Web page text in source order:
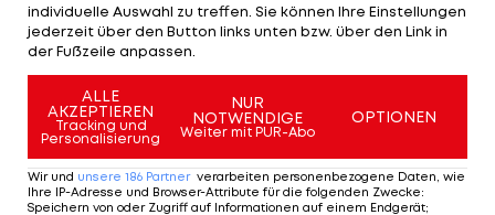
ihrer Teams gewesen. Ihre Auswahl kann auch
bedeuten, dass sie die vor der Saison in sie
gesetzten Erwartungen übertroffen haben, dass
sie im Vergleich zur vorangegangenen Spielzeit
einen Entwicklungssprung gemacht oder
unerwartet Konkurrenten ausgestochen haben.
individuelle Auswahl zu treffen. Sie können Ihre Einstellungen
jederzeit über den Button links unten bzw. über den Link in
der Fußzeile anpassen.
ALLE
AKZEPTIEREN
Tracking und
Personalisierung
NUR
NOTWENDIGE
Weiter mit PUR-Abo
OPTIONEN
Wir und unsere 186 Partner verarbeiten personenbezogene Daten, wie
Ihre IP-Adresse und Browser-Attribute für die folgenden Zwecke:
Speichern von oder Zugriff auf Informationen auf einem Endgerät;